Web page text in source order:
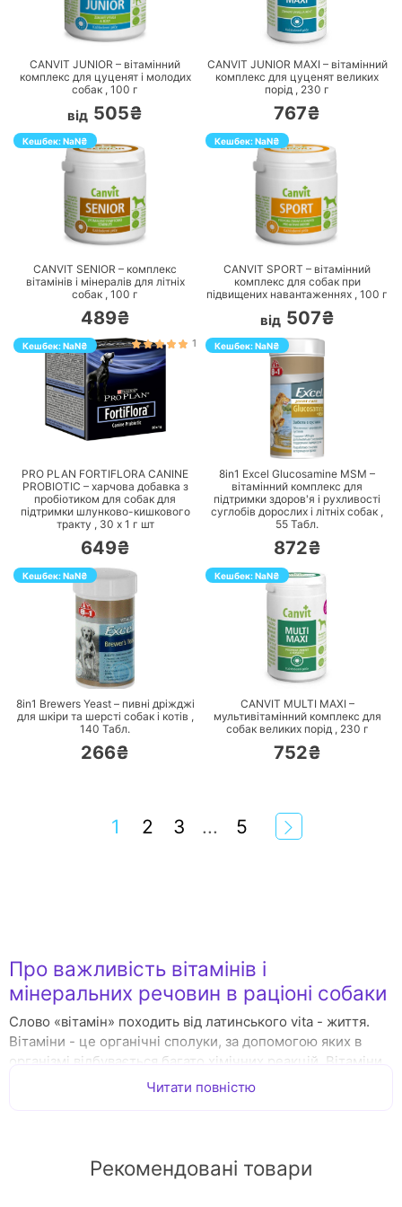
ПЕРЕЙТИ
CANVIT JUNIOR – вітамінний
комплекс для цуценят і молодих
собак , 100 г
від 505₴
ПЕРЕЙТИ
CANVIT JUNIOR MAXI – вітамінний
комплекс для цуценят великих
порід , 230 г
767₴
Кешбек:NaN₴
ПЕРЕЙТИ
CANVIT SENIOR – комплекс
вітамінів і мінералів для літніх
собак , 100 г
489₴
Кешбек:NaN₴
ПЕРЕЙТИ
CANVIT SPORT – вітамінний
комплекс для собак при
підвищених навантаженнях , 100 г
від 507₴
Кешбек:NaN₴ 1
ПЕРЕЙТИ
PRO PLAN FORTIFLORA CANINE
PROBIOTIC – харчова добавка з
пробіотиком для собак для
підтримки шлунково-кишкового
тракту , 30 х 1 г шт
649₴
Кешбек:NaN₴
ПЕРЕЙТИ
8in1 Excel Glucosamine MSM –
вітамінний комплекс для
підтримки здоров'я і рухливості
суглобів дорослих і літніх собак ,
55 Табл.
872₴
Кешбек:NaN₴
ПЕРЕЙТИ
8in1 Brewers Yeast – пивні дріжджі
для шкіри та шерсті собак і котів ,
140 Табл.
266₴
Кешбек:NaN₴
ПЕРЕЙТИ
CANVIT MULTI MAXI –
мультивітамінний комплекс для
собак великих порід , 230 г
752₴
1 2 3 ... 5
Про важливість вітамінів і
мінеральних речовин в раціоні собаки
Слово «вітамін» походить від латинського vita - життя.
Вітаміни - це органічні сполуки, за допомогою яких в
організмі відбувається багато хімічних реакцій. Вітаміни
підвищують стійкість до інфекційних захворювань, а в
в незначних кількостях. Але і в малих дозах вони
позитивно впливають на обмін речовин, стимулюють ріст,
Читати повністю
Рекомендовані товари